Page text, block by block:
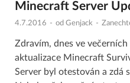
Minecraft Server
4.7.2016 - od Genjack -
Zdravím, dnes ve
aktualizace Minecraft
Server byl otestován a zdá